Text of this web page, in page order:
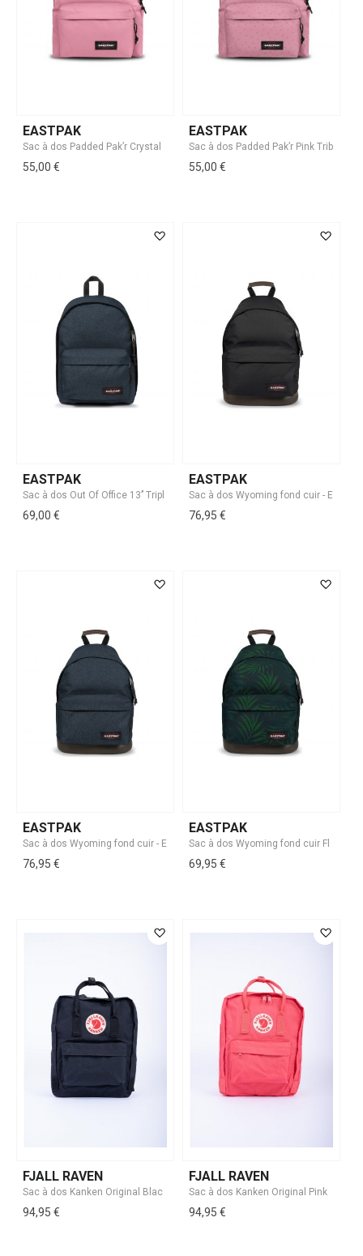
EASTPAK
55,00 €
EASTPAK
55,00 €
EASTPAK
69,00 €
EASTPAK
76,95 €
EASTPAK
76,95 €
EASTPAK
69,95 €
FJALL RAVEN
94,95 €
FJALL RAVEN
94,95 €